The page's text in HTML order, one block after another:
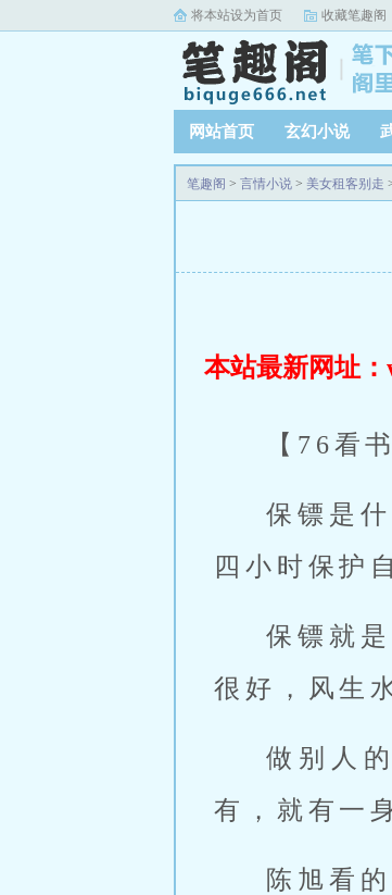
将本站设为首页 收藏笔趣阁
网站首页 玄幻小说
笔趣阁 > 言情小说 > 美女租客别走
本站最新网址：
【76看
保镖是
四小时保护
保镖就
很好，风生
做别人
有，就有一
陈旭看